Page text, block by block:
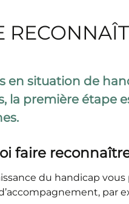
en situation de
la première étape
faire
du handicap
par